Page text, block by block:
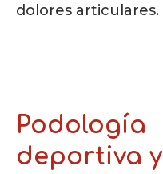
dolores articulares.
Podología
deportiva y